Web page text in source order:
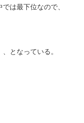
は最下位なので、
となっている。